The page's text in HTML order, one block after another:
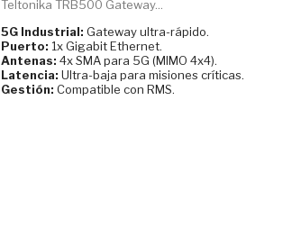
Teltonika TRB500 Gateway...
5G Industrial: Gateway ultra-rápido.
Puerto: 1x Gigabit Ethernet.
Antenas: 4x SMA para 5G (MIMO 4x4).
Latencia: Ultra-baja para misiones críticas.
Gestión: Compatible con RMS.